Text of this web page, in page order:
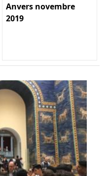
Anvers novembre
2019